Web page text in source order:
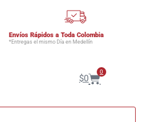
Envíos Rápidos a Toda Colombia
*Entregas el mismo Día en Medellín
$0
0